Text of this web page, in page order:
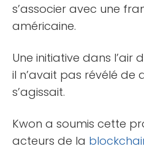
s’associer avec une
américaine.
Une initiative dans l’air
il n’avait pas révélé de
s’agissait.
Kwon a soumis cette
acteurs de la